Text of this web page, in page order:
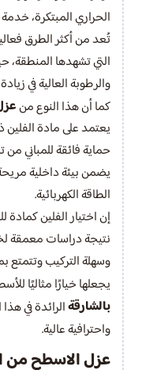
الحراري المبتكرة، خدمة
تُعد من أكثر الطرق
التي تشهدها المنطقة،
والرطوبة العالية في
كما أن هذا النوع من
يعتمد على مادة
حماية فائقة للمباني
يضمن بيئة داخلية
الطاقة الكهربائية.
إن اختيار الفلين
نتيجة دراسات معمقة
وسهلة التركيب وتتمتع
يجعلها خيارًا مثاليًا
بالشارقةالرائدة في
واحترافية عالية.
عزل الاسطح من